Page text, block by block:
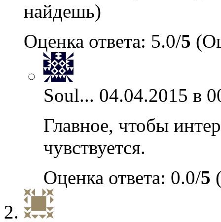
найдешь)
Оценка ответа: 5.0/5
Soul... 04.04.2015 в
Главное, чтобы
чувствуется.
Оценка ответа: 0.0/5